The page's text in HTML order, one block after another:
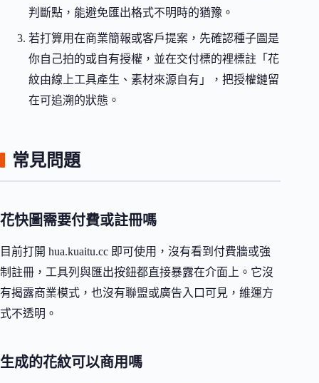
判斷點，能避免匯出格式不明時的猶豫。
若打算用在商業簡報或客戶提案，先確認種子圖是
你自己拍的或自有授權，並在交付標的裡標註「花
紋由線上工具產生、素材來源自有」，把授權鏈留
在可追溯的狀態。
常見問題
花快圖需要付費或註冊嗎
目前打開 hua.kuaitu.cc 即可使用，沒有看到付費牆或強
制註冊，工具列與匯出按鈕都直接暴露在介面上。它沒
有揭露商業模式，也沒有聯盟或廣告入口可見，維運方
式不透明。
生成的花紋可以商用嗎